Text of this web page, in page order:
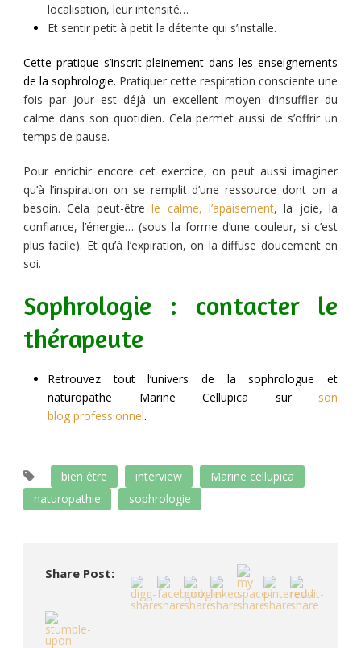
localisation, leur intensité…
Et sentir petit à petit la détente qui s’installe.
Cette pratique s’inscrit pleinement dans les enseignements
de la sophrologie. Pratiquer cette respiration consciente une
fois par jour est déjà un excellent moyen d’insuffler du
calme dans son quotidien. Cela permet aussi de s’offrir un
temps de pause.
Pour enrichir encore cet exercice, on peut aussi imaginer
qu’à l’inspiration on se remplit d’une ressource dont on a
besoin. Cela peut-êtrele calme, l’apaisement, la joie, la
confiance, l’énergie… (sous la forme d’une couleur, si c’est
plus facile). Et qu’à l’expiration, on la diffuse doucement en
soi.
Sophrologie : contacter le
thérapeute
Retrouvez tout l’univers de la sophrologue et
naturopathe Marine Cellupica sur son
blog professionnel.
bien être interview
Marine cellupica
naturopathie
sophrologie
Share Post: